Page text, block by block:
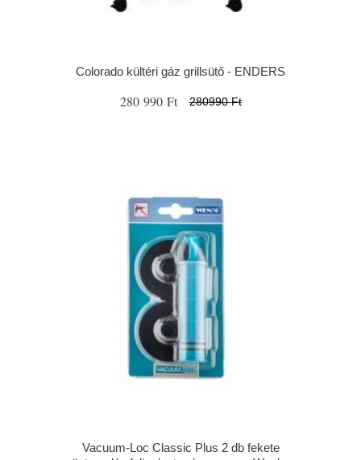
Colorado kültéri gáz grillsütő - ENDERS
280 990 Ft 280990 Ft
Vacuum-Loc Classic Plus 2 db fekete